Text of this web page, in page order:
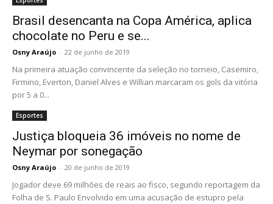
Brasil desencanta na Copa América, aplica
chocolate no Peru e se...
Osny Araújo - 22 de junho de 2019
Na primeira atuação convincente da seleção no torneio, Casemiro,
Firmino, Everton, Daniel Alves e Willian marcaram os gols da vitória
por 5 a 0...
Esportes
Justiça bloqueia 36 imóveis no nome de
Neymar por sonegação
Osny Araújo - 20 de junho de 2019
Jogador deve 69 milhões de reais ao fisco, segundo reportagem da
Folha de S. Paulo Envolvido em uma acusação de estupro pela